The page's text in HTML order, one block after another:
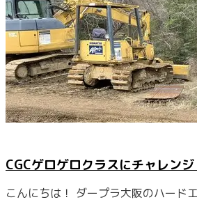
CGCゲロゲロクラスにチャレンジ
こんにちは！ ダープラ大阪のハード